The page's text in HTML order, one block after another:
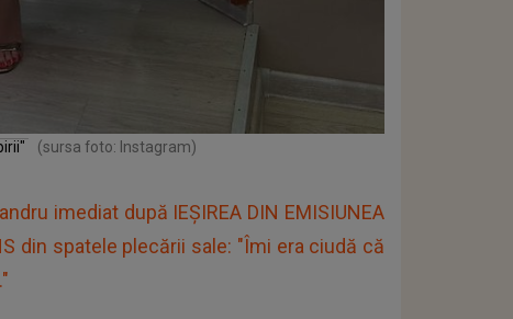
(sursa foto: Instagram)
imediat după IEȘIREA DIN EMISIUNEA
din spatele plecării sale: "Îmi era ciudă că